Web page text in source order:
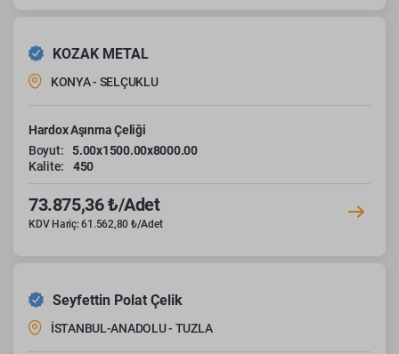
KOZAK METAL
KONYA - SELÇUKLU
Hardox Aşınma Çeliği
Boyut:
5.00x1500.00x8000.00
Kalite:
450
73.875,36 ₺/Adet
KDV Hariç: 61.562,80 ₺/Adet
Seyfettin Polat Çelik
İSTANBUL-ANADOLU - TUZLA